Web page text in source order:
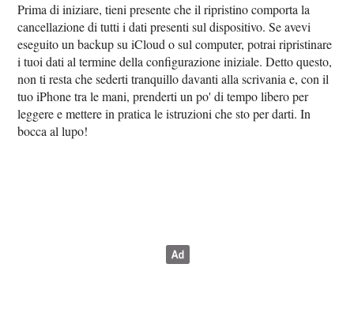
Prima di iniziare, tieni presente che il ripristino comporta la
cancellazione di tutti i dati presenti sul dispositivo. Se avevi
eseguito un backup su iCloud o sul computer, potrai ripristinare
i tuoi dati al termine della configurazione iniziale. Detto questo,
non ti resta che sederti tranquillo davanti alla scrivania e, con il
tuo iPhone tra le mani, prenderti un po' di tempo libero per
leggere e mettere in pratica le istruzioni che sto per darti. In
bocca al lupo!